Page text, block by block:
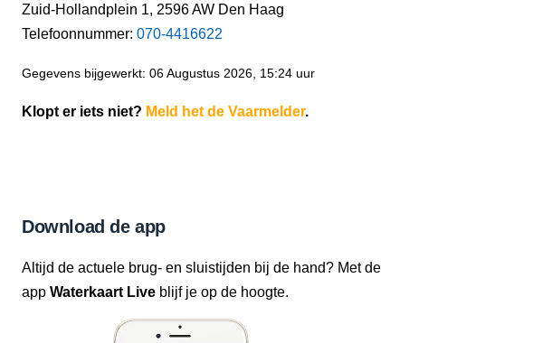
Zuid-Hollandplein 1, 2596 AW Den Haag
Telefoonnummer: 070-4416622
Gegevens bijgewerkt: 06 Augustus 2026, 15:24 uur
Klopt er iets niet? Meld het de Vaarmelder.
Download de app
Altijd de actuele brug- en sluistijden bij de hand? Met de
app Waterkaart Live blijf je op de hoogte.